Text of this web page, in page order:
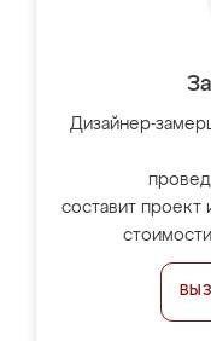
Дизайнер-
составит проект